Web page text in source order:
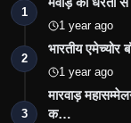
1
1 year ago
2
भारतीय
1 year ago
3
मारवाड़
क…